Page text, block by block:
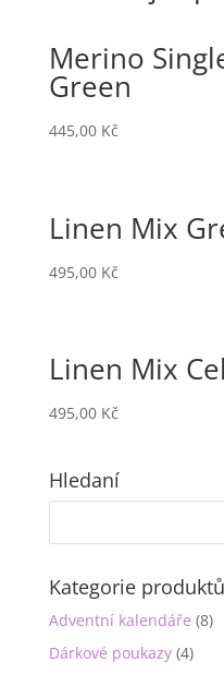
Merino
Green
445,00 Kč
Linen Mix
495,00 Kč
Linen Mix
495,00 Kč
Hledaní
Kategorie produktů
Adventní kalendáře (8)
Dárkové poukazy (4)